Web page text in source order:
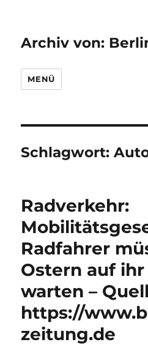
Archiv von:
MENÜ
Schlagwort:
Radverkehr:
Radfahrer
Ostern auf ihr
warten –
https://
zeitung.de